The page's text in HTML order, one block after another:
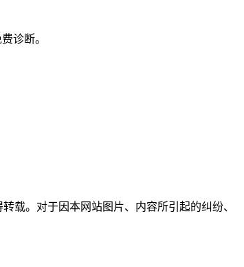
诊断。
载。对于因本网站图片、内容所引起的纠纷、